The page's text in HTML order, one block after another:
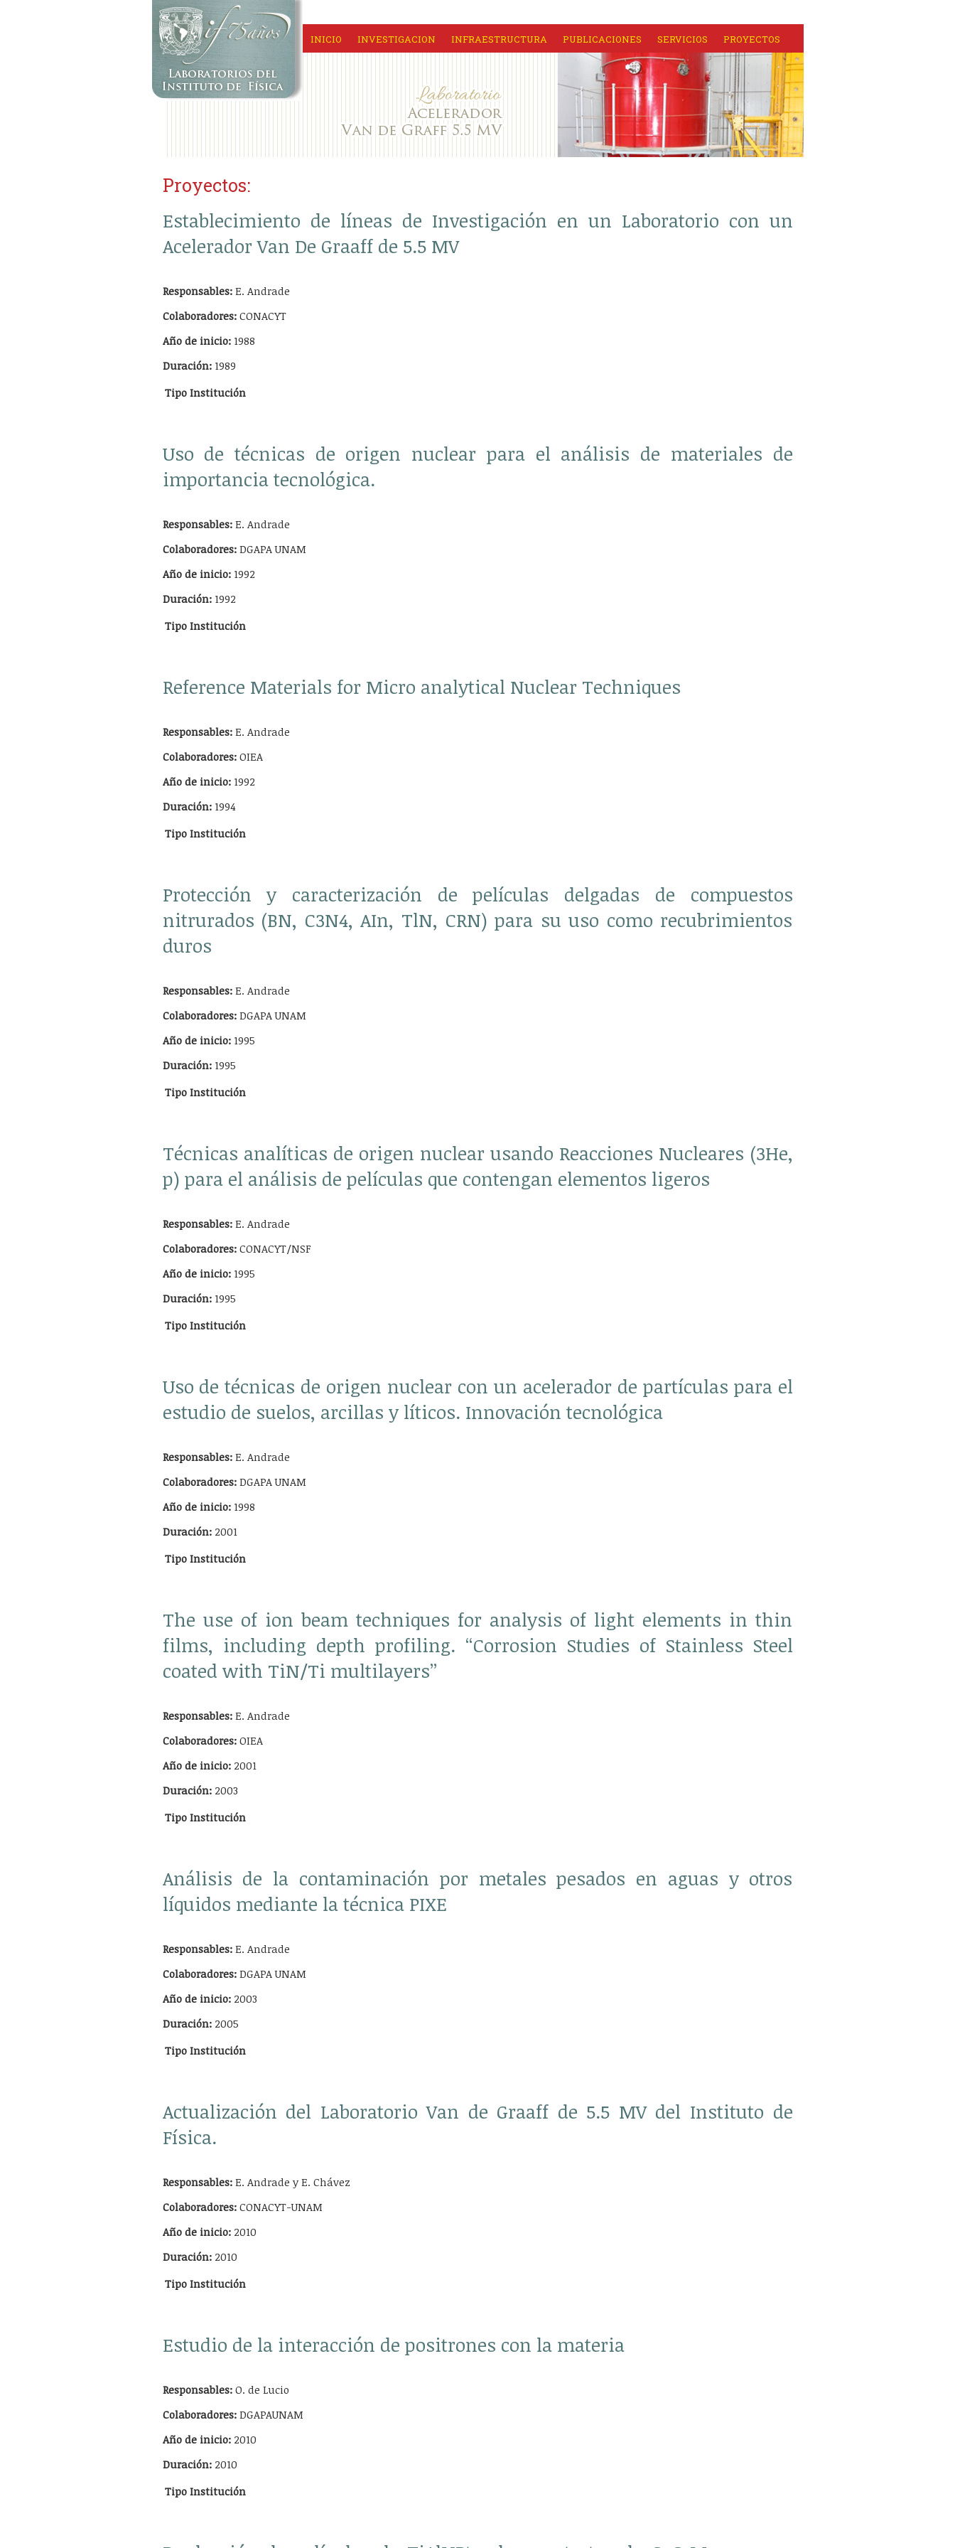
INICIO INVESTIGACION INFRAESTRUCTURA PUBLICACIONES SERVICIOS PROYECTOS
Proyectos:
Establecimiento de líneas de Investigación en un Laboratorio con un
Acelerador Van De Graaff de 5.5 MV
Responsables:E. Andrade
Colaboradores:CONACYT
Año de inicio:1988
Duración:1989
Tipo Institución
Uso de técnicas de origen nuclear para el análisis de materiales de
importancia tecnológica.
Responsables:E. Andrade
Colaboradores:DGAPA UNAM
Año de inicio:1992
Duración:1992
Tipo Institución
Reference Materials for Micro analytical Nuclear Techniques
Responsables:E. Andrade
Colaboradores:OIEA
Año de inicio:1992
Duración:1994
Tipo Institución
Protección y caracterización de películas delgadas de compuestos
nitrurados (BN, C3N4, AIn, TlN, CRN) para su uso como recubrimientos
duros
Responsables:E. Andrade
Colaboradores:DGAPA UNAM
Año de inicio:1995
Duración:1995
Tipo Institución
Técnicas analíticas de origen nuclear usando Reacciones Nucleares (3He,
p) para el análisis de películas que contengan elementos ligeros
Responsables:E. Andrade
Colaboradores:CONACYT/NSF
Año de inicio:1995
Duración:1995
Tipo Institución
Uso de técnicas de origen nuclear con un acelerador de partículas para el
estudio de suelos, arcillas y líticos. Innovación tecnológica
Responsables:E. Andrade
Colaboradores:DGAPA UNAM
Año de inicio:1998
Duración:2001
Tipo Institución
The use of ion beam techniques for analysis of light elements in thin
films, including depth profiling. “Corrosion Studies of Stainless Steel
coated with TiN/Ti multilayers”
Responsables:E. Andrade
Colaboradores:OIEA
Año de inicio:2001
Duración:2003
Tipo Institución
Análisis de la contaminación por metales pesados en aguas y otros
líquidos mediante la técnica PIXE
Responsables:E. Andrade
Colaboradores:DGAPA UNAM
Año de inicio:2003
Duración:2005
Tipo Institución
Actualización del Laboratorio Van de Graaff de 5.5 MV del Instituto de
Física.
Responsables:E. Andrade y E. Chávez
Colaboradores:CONACYT-UNAM
Año de inicio:2010
Duración:2010
Tipo Institución
Estudio de la interacción de positrones con la materia
Responsables:O. de Lucio
Colaboradores:DGAPAUNAM
Año de inicio:2010
Duración:2010
Tipo Institución